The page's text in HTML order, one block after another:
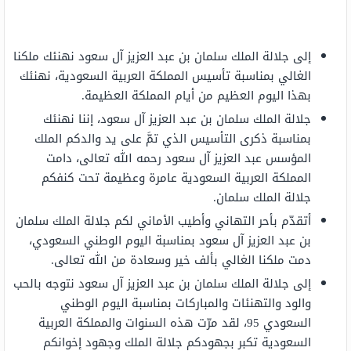
إلى جلالة الملك سلمان بن عبد العزيز آل سعود نهنئك ملكنا
الغالي بمناسبة تأسيس المملكة العربية السعودية، نهنئك
بهذا اليوم العظيم من أيام المملكة العظيمة.
جلالة الملك سلمان بن عبد العزيز آل سعود، إننا نهنئك
بمناسبة ذكرى التأسيس الذي تمَّ على يد والدكم الملك
المؤسس عبد العزيز آل سعود رحمه الله تعالى، دامت
المملكة العربية السعودية عامرة وعظيمة تحت كنفكم
جلالة الملك سلمان.
أتقدّم بأحر التهاني وأطيب الأماني لكم جلالة الملك سلمان
بن عبد العزيز آل سعود بمناسبة اليوم الوطني السعودي،
دمت ملكنا الغالي بألف خير وسعادة من الله تعالى.
إلى جلالة الملك سلمان بن عبد العزيز آل سعود نتوجه بالحب
والود والتهنئات والمباركات بمناسبة اليوم الوطني
السعودي 95، لقد مرّت هذه السنوات والمملكة العربية
السعودية تكبر بجهودكم جلالة الملك وجهود إخوانكم